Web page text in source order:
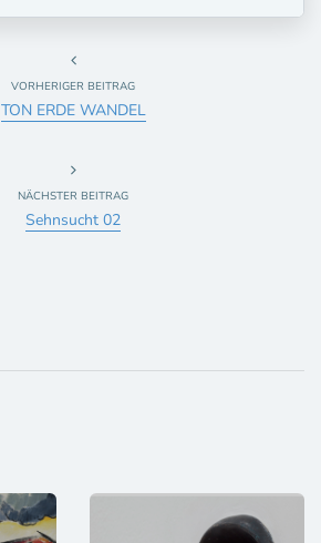
VORHERIGER BEITRAG
TON ERDE WANDEL
NÄCHSTER BEITRAG
Sehnsucht 02